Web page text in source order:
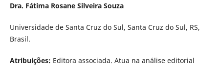
Dra. Fátima Rosane Silveira Souza
Universidade de Santa Cruz do Sul, Santa Cruz do Sul, RS,
Brasil.
Atribuições: Editora associada. Atua na análise editorial